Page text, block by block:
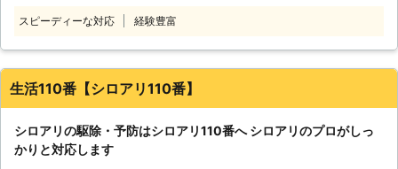
ポート】 駆除の際にどうしても気に
なるのが周りの環境でしょう。エスク
ラスではお客様の住まいはもちろん、
近隣の環境に影響が出ないよう環境に
現可能です。長年の経験とノウハウで
確立したプロの技術でご対応致します
分で駆除しようとすると、蜂に敵だと
い。そんなときこそ、蜂の巣駆除業者
の株式会社エービーエフコーポレーシ
エービーエフコーポレーションは、蜂
スピーディーな対応 経験豊富
生活110番【シロアリ110番】
シロアリの駆除・予防はシロアリ110番へ シロアリのプロがしっ
かりと対応します